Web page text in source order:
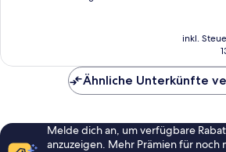
inkl.
Ähnliche Unterkünfte
Melde dich an, um verfügbare
anzuzeigen. Mehr Prämien für noch